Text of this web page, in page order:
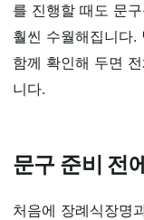
를 진행할 때도 문
훨씬 수월해집니다.
함께 확인해 두면
니다.
문구 준비 전
처음에 장례식장명